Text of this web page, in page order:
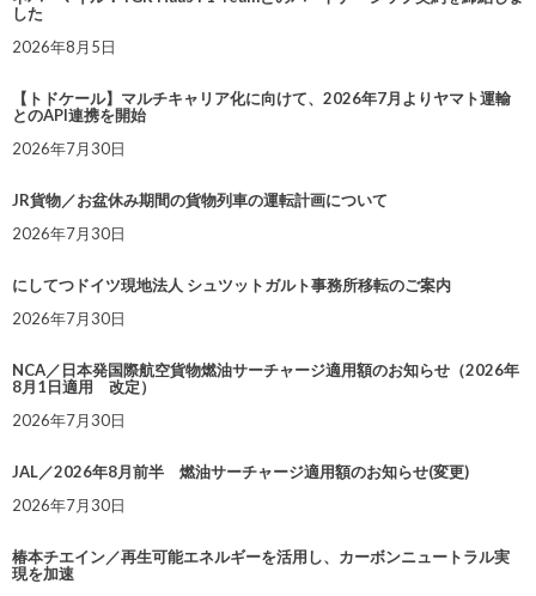
した
2026年8月5日
【トドケール】マルチキャリア化に向けて、2026年7月よりヤマト運輸
とのAPI連携を開始
2026年7月30日
JR貨物／お盆休み期間の貨物列車の運転計画について
2026年7月30日
にしてつドイツ現地法人 シュツットガルト事務所移転のご案内
2026年7月30日
NCA／日本発国際航空貨物燃油サーチャージ適用額のお知らせ（2026年
8月1日適用 改定）
2026年7月30日
JAL／2026年8月前半 燃油サーチャージ適用額のお知らせ(変更)
2026年7月30日
椿本チエイン／再生可能エネルギーを活用し、カーボンニュートラル実
現を加速